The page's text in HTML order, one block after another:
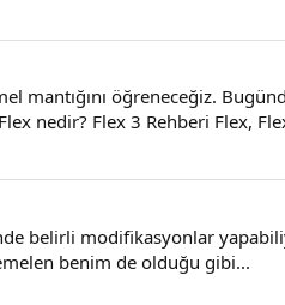
mantığını öğreneceğiz.
nedir? Flex 3 Rehberi Flex,
belirli modifikasyonlar
benim de olduğu gibi...